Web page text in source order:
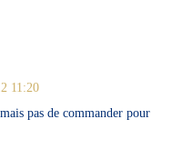
11:20
pas de commander pour